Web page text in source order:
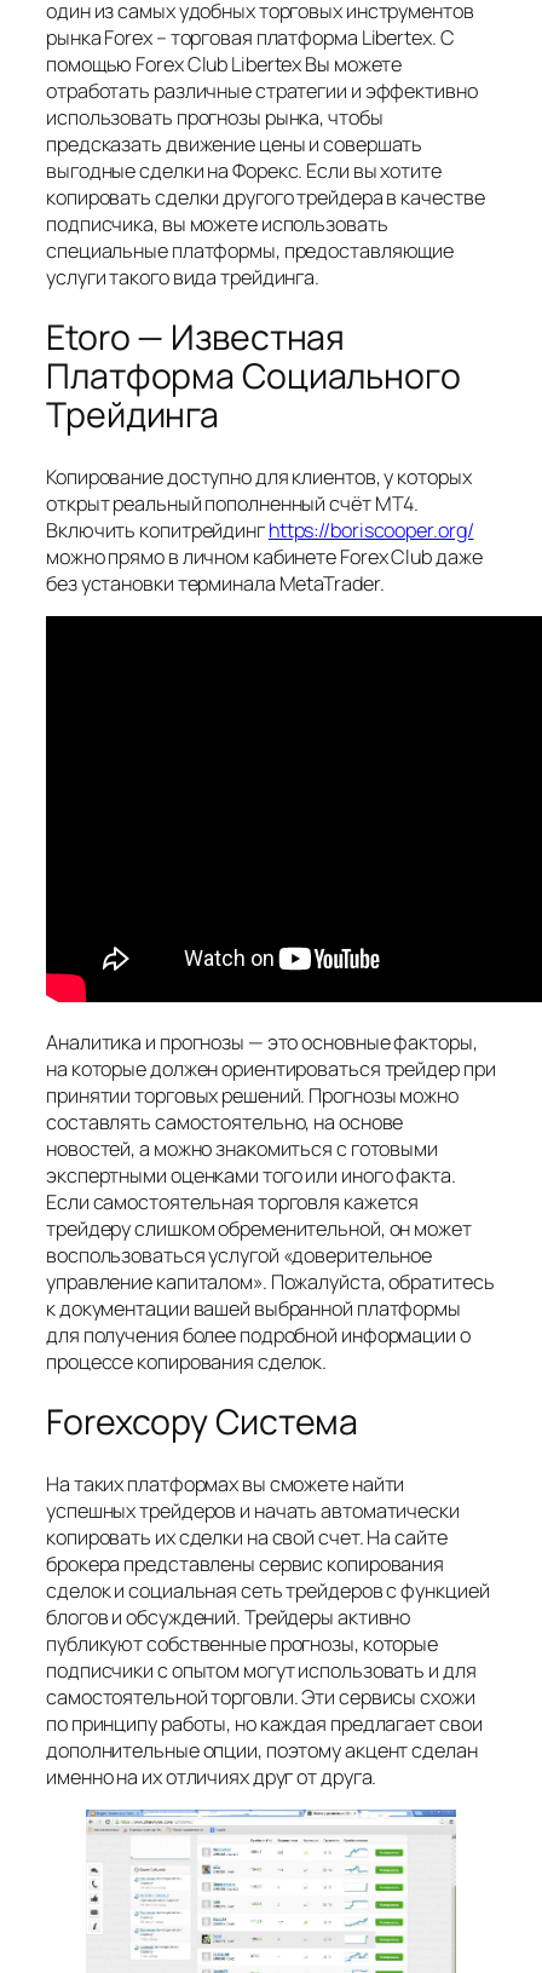
один из самых удобных торговых инструментов
рынка Forex – торговая платформа Libertex. С
помощью Forex Club Libertex Вы можете
отработать различные стратегии и эффективно
использовать прогнозы рынка, чтобы
предсказать движение цены и совершать
выгодные сделки на Форекс. Если вы хотите
копировать сделки другого трейдера в качестве
подписчика, вы можете использовать
специальные платформы, предоставляющие
услуги такого вида трейдинга.
Etoro — Известная
Платформа Социального
Трейдинга
Копирование доступно для клиентов, у которых
открыт реальный пополненный счёт MT4.
Включить копитрейдингhttps://boriscooper.org/
можно прямо в личном кабинете Forex Club даже
без установки терминала MetaTrader.
Аналитика и прогнозы — это основные факторы,
на которые должен ориентироваться трейдер при
принятии торговых решений. Прогнозы можно
составлять самостоятельно, на основе
новостей, а можно знакомиться с готовыми
экспертными оценками того или иного факта.
Если самостоятельная торговля кажется
трейдеру слишком обременительной, он может
воспользоваться услугой «доверительное
управление капиталом». Пожалуйста, обратитесь
к документации вашей выбранной платформы
для получения более подробной информации о
процессе копирования сделок.
Forexcopy Система
На таких платформах вы сможете найти
успешных трейдеров и начать автоматически
копировать их сделки на свой счет. На сайте
брокера представлены сервис копирования
сделок и социальная сеть трейдеров с функцией
блогов и обсуждений. Трейдеры активно
публикуют собственные прогнозы, которые
подписчики с опытом могут использовать и для
самостоятельной торговли. Эти сервисы схожи
по принципу работы, но каждая предлагает свои
дополнительные опции, поэтому акцент сделан
именно на их отличиях друг от друга.